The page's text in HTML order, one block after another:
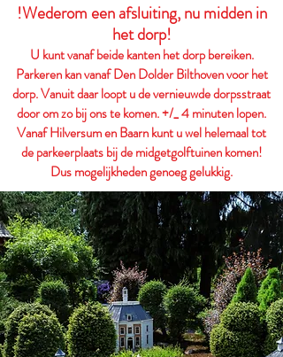
!Wederom een afsluiting, nu midden in
het dorp!
U kunt vanaf beide kanten het dorp bereiken.
Parkeren kan vanaf Den Dolder Bilthoven voor het
dorp. Vanuit daar loopt u de vernieuwde dorpsstraat
door om zo bij ons te komen. +/_ 4 minuten lopen.
Vanaf Hilversum en Baarn kunt u wel helemaal tot
de parkeerplaats bij de midgetgolftuinen komen!
Dus mogelijkheden genoeg gelukkig.